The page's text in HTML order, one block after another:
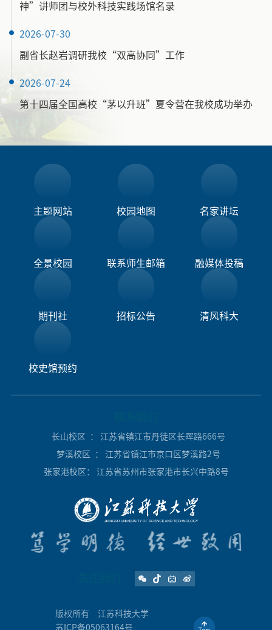
神”讲师团与校外科技实践场馆名录
2026-07-30
副省长赵岩调研我校“双高协同”工作
2026-07-24
第十四届全国高校“茅以升班”夏令营在我校成功举办
主题网站 校园地图 名家讲坛
全景校园 联系师生邮箱 融媒体投稿​
期刊社 招标公告 清风科大
校史馆预约
长山校区 ： 江苏省镇江市丹徒区长晖路666号
梦溪校区 ： 江苏省镇江市京口区梦溪路2号
张家港校区 ： 江苏省苏州市张家港市长兴中路8号
版权所有
江苏科技大学
苏ICP备05063164号